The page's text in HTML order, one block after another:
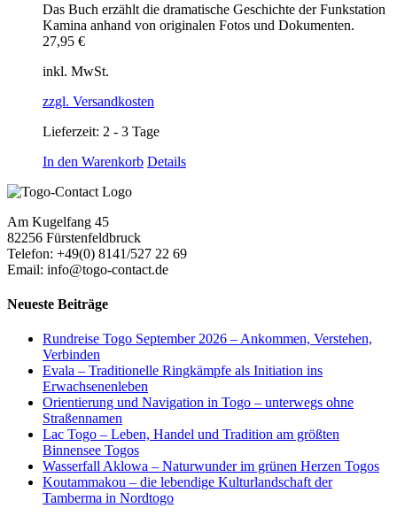
Das Buch erzählt die dramatische Geschichte der Funkstation
Kamina anhand von originalen Fotos und Dokumenten.
27,95 €
inkl. MwSt.
zzgl. Versandkosten
Lieferzeit: 2 - 3 Tage
In den Warenkorb Details
Am Kugelfang 45
82256 Fürstenfeldbruck
Telefon: +49(0) 8141/527 22 69
Email: info@togo-contact.de
Neueste Beiträge
Rundreise Togo September 2026 – Ankommen, Verstehen,
Verbinden
Evala – Traditionelle Ringkämpfe als Initiation ins
Erwachsenenleben
Orientierung und Navigation in Togo – unterwegs ohne
Straßennamen
Lac Togo – Leben, Handel und Tradition am größten
Binnensee Togos
Wasserfall Aklowa – Naturwunder im grünen Herzen Togos
Koutammakou – die lebendige Kulturlandschaft der
Tamberma in Nordtogo